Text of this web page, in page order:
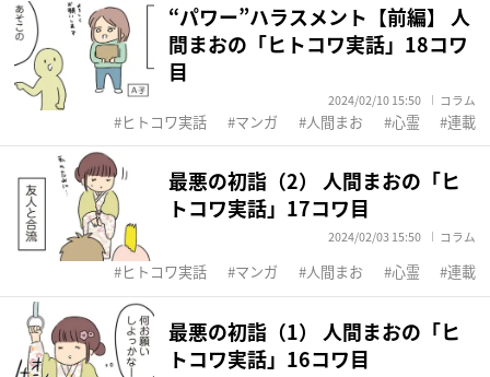
“パワー”ハラスメント【前編】 人
間まおの「ヒトコワ実話」18コワ
目
2024/02/10 15:50 コラム
ヒトコワ実話 マンガ 人間まお 心霊 連載
最悪の初詣（2） 人間まおの「ヒ
トコワ実話」17コワ目
2024/02/03 15:50 コラム
ヒトコワ実話 マンガ 人間まお 心霊 連載
最悪の初詣（1） 人間まおの「ヒ
トコワ実話」16コワ目